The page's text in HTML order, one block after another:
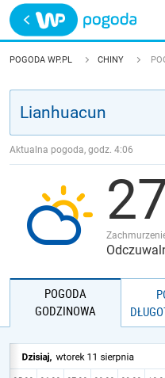
Trwa ładowanie
POLSKA
JAKOŚĆ POWIETRZA
POGODA WP.PL CHINY
Aktualna pogoda, godz. 4:06
POGODA
GODZINOWA